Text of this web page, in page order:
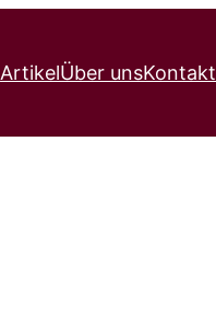
ArtikelÜber unsKontakt